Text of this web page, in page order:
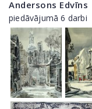
Andersons Edvīns
piedāvājumā 6 darbi